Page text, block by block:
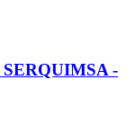
SERQUIMSA -